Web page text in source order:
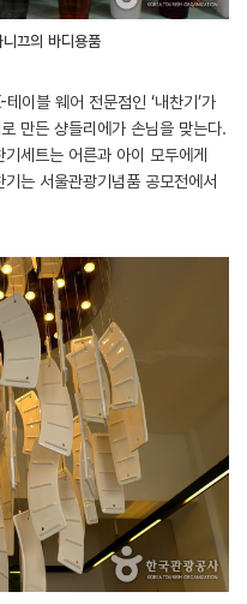
끄의 바디용품
이블 웨어 전문점인 ‘내찬기’가
만든 샹들리에가 손님을 맞는다.
세트는 어른과 아이 모두에게
는 서울관광기념품 공모전에서